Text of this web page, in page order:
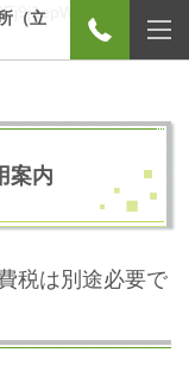
（立
案内
税は別途必要で